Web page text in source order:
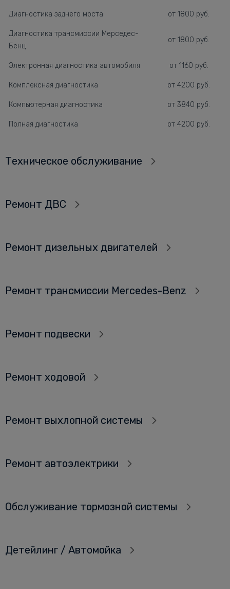
Диагностика заднего моста от 1800 руб.
Диагностика трансмиссии Мерседес-
Бенц
от 1800 руб.
Электронная диагностика автомобиля от 1160 руб.
Комплексная диагностика от 4200 руб.
Компьютерная диагностика от 3840 руб.
Полная диагностика от 4200 руб.
Техническое обслуживание
Ремонт ДВС
Ремонт дизельных двигателей
Ремонт трансмиссии Mercedes-Benz
Ремонт подвески
Ремонт ходовой
Ремонт выхлопной системы
Ремонт автоэлектрики
Обслуживание тормозной системы
Детейлинг / Автомойка